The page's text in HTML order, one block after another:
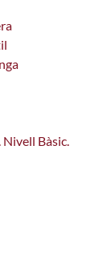
Bàsic.